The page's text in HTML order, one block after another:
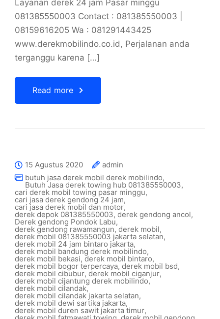
Layanan derek 24 jam Pasar minggu
081385550003 Contact : 081385550003 |
08159616205 Wa : 081291443425
www.derekmobilindo.co.id, Perjalanan anda
terganggu karena […]
Read more
15 Agustus 2020
admin
butuh jasa derek mobil derek mobilindo,
Butuh Jasa derek towing hub 081385550003,
cari derek mobil towing pasar minggu,
cari jasa derek gendong 24 jam,
cari jasa derek mobil dan motor,
derek depok 081385550003, derek gendong ancol,
Derek gendong Pondok Labu,
derek gendong rawamangun,derek mobil,
derek mobil 081385550003 jakarta selatan,
derek mobil 24 jam bintaro jakarta,
derek mobil bandung derek mobilindo,
derek mobil bekasi, derek mobil bintaro,
derek mobil bogor terpercaya, derek mobil bsd,
derek mobil cibubur, derek mobil ciganjur,
derek mobil cijantung derek mobilindo,
derek mobil cilandak,
derek mobil cilandak jakarta selatan,
derek mobil dewi sartika jakarta,
derek mobil duren sawit jakarta timur,